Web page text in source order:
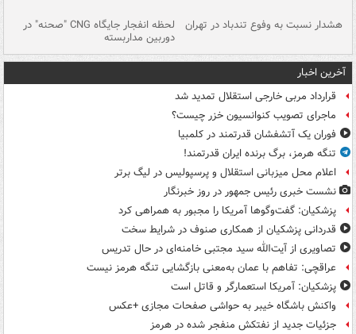
هشدار نسبت به وفوع تندباد در تهران لحظه انفجار جایگاه CNG "صحنه" در
دوربین مداربسته
آخرین اخبار
قرارداد مربی خارجی استقلال تمدید شد
ماجرای تصویب کنوانسیون خزر چیست؟
فوران یک آتشفشان قدرتمند در کلمبیا
تنگه هرمز، برگ برنده ایران قدرتمند!
اعلام محل میزبانی استقلال و پرسپولیس در لیگ برتر
نشست خبری رئیس جمهور در روز خبرنگار
پزشکیان: گفت‌وگوها آمریکا را مجبور به همراهی کرد
قدردانی پزشکیان از همکاری صنوف در شرایط سخت
تصاویری از آیت‌الله سید مجتبی خامنه‌ای در حال تدریس
عراقچی: تفاهم با عمان به‌معنی بازگشایی تنگه هرمز نیست
پزشکیان: آمریکا استعمارگر و قاتل است
واکنش باشگاه خیبر به حواشی صفحات مجازی +عکس
جزئیات جدید از نفتکش منفجر شده در هرمز